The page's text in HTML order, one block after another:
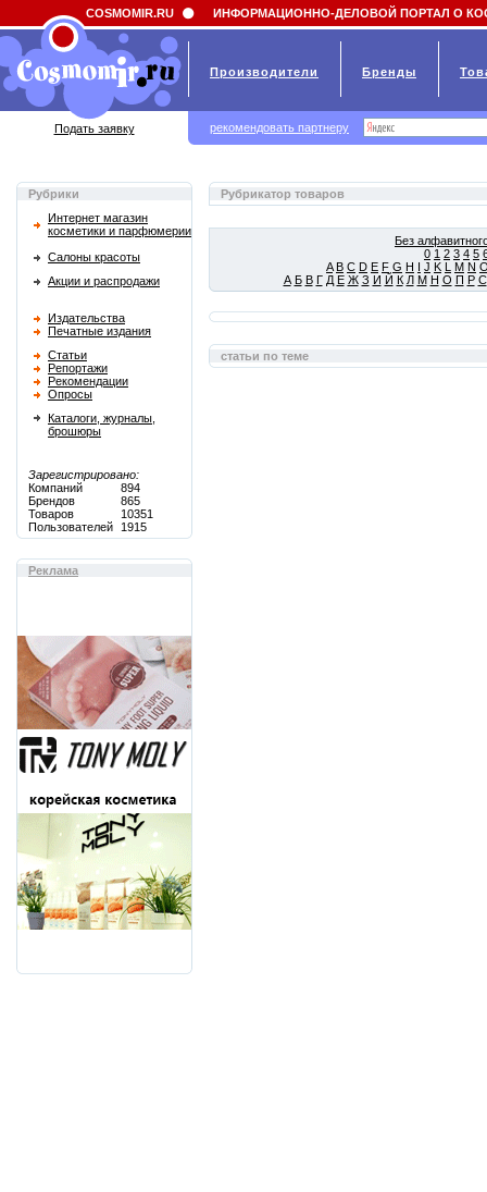
Field 'news_title' doesn't have a default value
Рубрики
Интернет магазин
косметики и парфюмерии
Салоны красоты
Акции и распродажи
Издательства
Печатные издания
Статьи
Репортажи
Рекомендации
Опросы
Каталоги, журналы,
брошюры
Зарегистрировано:
Компаний
894
Брендов
865
Товаров
10351
Пользователей
1915
Реклама
Рубрикатор товаров
Без
0 1 2 3 4 5
A B C D E F G H I J K L M N
А Б В Г Д Е Ж З И Й К Л М Н О П Р С
статьи по теме
COSMOMIR.RU ИНФОРМАЦИОННО-ДЕЛОВОЙ ПОРТАЛ О
Производители Бренды
Подать заявку рекомендовать партнеру